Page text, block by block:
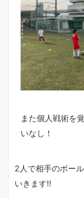
また個人戦術を
いなし！
2人で相手のボー
いきます‼︎